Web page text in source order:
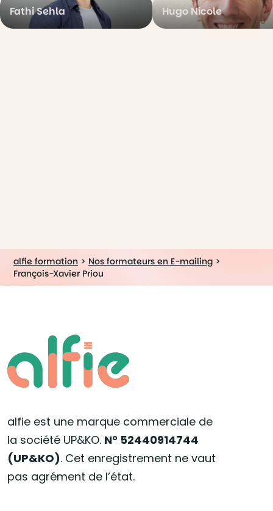
Fathi Sehla Hugo Nicole
alfie formation > Nos formateurs en E-mailing >
François-Xavier Priou
alfie est une marque commerciale de
la société UP&KO. N° 52440914744
(UP&KO). Cet enregistrement ne vaut
pas agrément de l’état.